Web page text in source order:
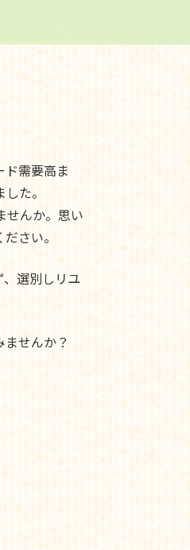
需要高ま
た。
せんか。思い
さい。
選別しリユ
せんか？